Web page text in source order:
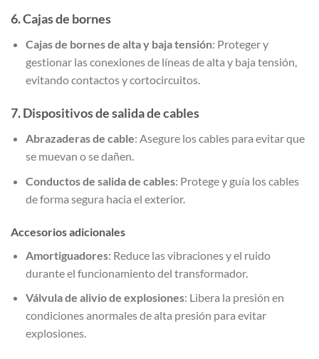
6.Cajas de bornes
Cajas de bornes de alta y baja tensión: Proteger y
gestionar las conexiones de líneas de alta y baja tensión,
evitando contactos y cortocircuitos.
7.Dispositivos de salida de cables
Abrazaderas de cable: Asegure los cables para evitar que
se muevan o se dañen.
Conductos de salida de cables: Protege y guía los cables
de forma segura hacia el exterior.
Accesorios adicionales
Amortiguadores: Reduce las vibraciones y el ruido
durante el funcionamiento del transformador.
Válvula de alivio de explosiones: Libera la presión en
condiciones anormales de alta presión para evitar
explosiones.